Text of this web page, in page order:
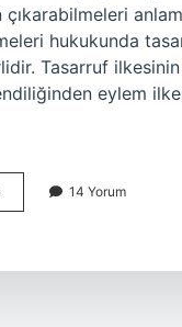
hukukunda
Tasarruf ilkesinin
eylem
Tasarruf
Serbestisi
14 Yorum